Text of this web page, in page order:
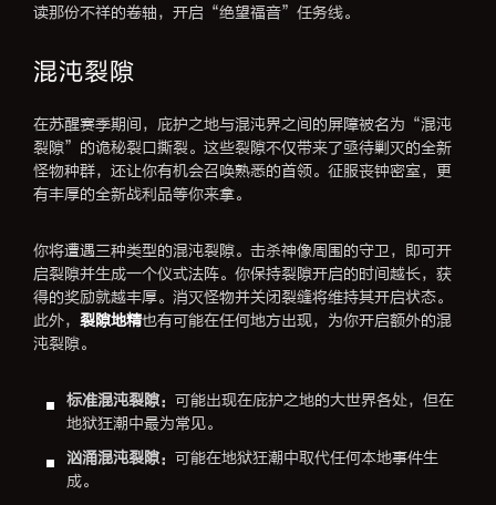
读那份不祥的卷轴，开启“绝望福音”任务线。
混沌裂隙
在苏醒赛季期间，庇护之地与混沌界之间的屏障被名为“混沌
裂隙”的诡秘裂口撕裂。这些裂隙不仅带来了亟待剿灭的全新
怪物种群，还让你有机会召唤熟悉的首领。征服丧钟密室，更
有丰厚的全新战利品等你来拿。
你将遭遇三种类型的混沌裂隙。击杀神像周围的守卫，即可开
启裂隙并生成一个仪式法阵。你保持裂隙开启的时间越长，获
得的奖励就越丰厚。消灭怪物并关闭裂缝将维持其开启状态。
此外， 裂隙地精也有可能在任何地方出现，为你开启额外的混
沌裂隙。
标准混沌裂隙： 可能出现在庇护之地的大世界各处，但在
地狱狂潮中最为常见。
汹涌混沌裂隙： 可能在地狱狂潮中取代任何本地事件生
成。